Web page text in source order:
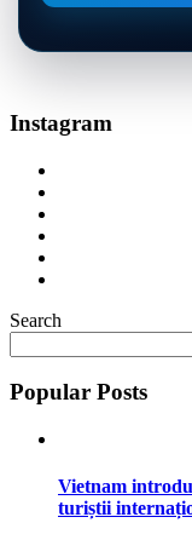
Instagram
Search
Popular Posts
Vietnam
turiștii